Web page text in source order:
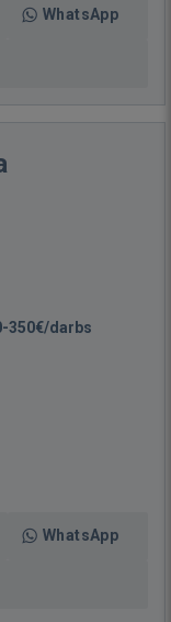
WhatsApp
350€/darbs
WhatsApp